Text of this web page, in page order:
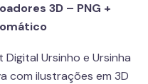
3D – PNG +
Ursinho e Ursinha
com ilustrações em 3D